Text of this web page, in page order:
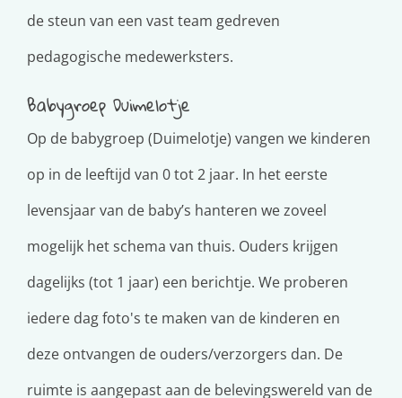
de steun van een vast team gedreven
pedagogische medewerksters.
Babygroep Duimelotje
Op de babygroep (Duimelotje) vangen we kinderen
op in de leeftijd van 0 tot 2 jaar. In het eerste
levensjaar van de baby’s hanteren we zoveel
mogelijk het schema van thuis. Ouders krijgen
dagelijks (tot 1 jaar) een berichtje. We proberen
iedere dag foto's te maken van de kinderen en
deze ontvangen de ouders/verzorgers dan. De
ruimte is aangepast aan de belevingswereld van de